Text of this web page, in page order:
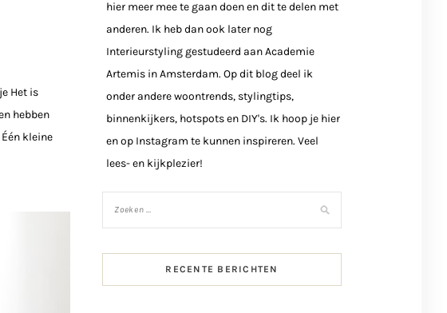
Het is
hebben
kleine
hier meer mee te gaan doen en dit te delen met
anderen. Ik heb dan ook later nog
Interieurstyling gestudeerd aan Academie
Artemis in Amsterdam. Op dit blog deel ik
onder andere woontrends, stylingtips,
binnenkijkers, hotspots en DIY's. Ik hoop je hier
en op Instagram te kunnen inspireren. Veel
lees- en kijkplezier!
RECENTE BERICHTEN